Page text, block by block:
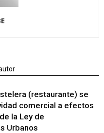
(restaurante) se
comercial a efectos
la Ley de
Urbanos